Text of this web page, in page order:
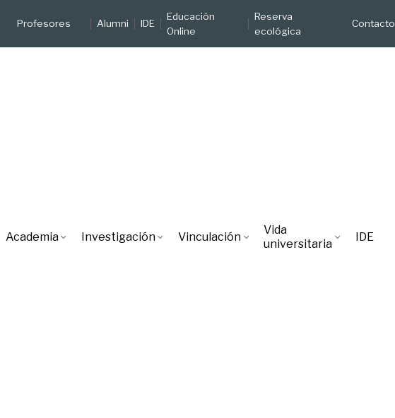
Profesores Alumni IDE
Educación
Online
Reserva
ecológica
Contacto
Academia Investigación Vinculación
Vida
universitaria
IDE